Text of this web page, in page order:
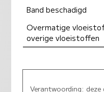
Band beschadigd
Overmatige
overige vloeistoffen
Verantwoording: deze